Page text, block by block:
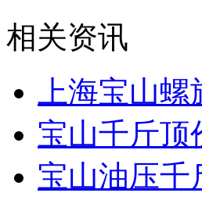
相关资讯
上海宝山
宝山千斤顶
宝山油压千